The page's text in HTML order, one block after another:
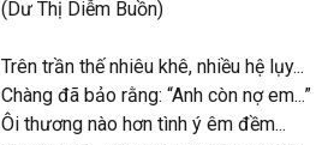
(Dư Thị Diễm Buồn)
Trên trần thế nhiêu khê, nhiều hệ lụy...
Chàng đã bảo rằng: “Anh còn nợ em...”
Ôi thương nào hơn tình ý êm đềm...